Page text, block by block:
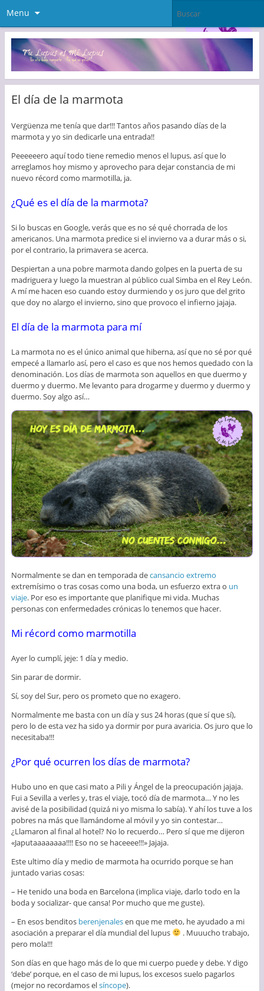
Menu
El día de la marmota
Vergüenza me tenía que dar!!! Tantos años pasando días de la
marmota y yo sin dedicarle una entrada!!
Peeeeeero aquí todo tiene remedio menos el lupus, así que lo
arreglamos hoy mismo y aprovecho para dejar constancia de mi
nuevo récord como marmotilla, ja.
¿Qué es el día de la marmota?
Si lo buscas en Google, verás que es no sé qué chorrada de los
americanos. Una marmota predice si el invierno va a durar más o si,
por el contrario, la primavera se acerca.
Despiertan a una pobre marmota dando golpes en la puerta de su
madriguera y luego la muestran al público cual Simba en el Rey León.
A mí me hacen eso cuando estoy durmiendo y os juro que del grito
que doy no alargo el invierno, sino que provoco el infierno jajaja.
El día de la marmota para mí
La marmota no es el único animal que hiberna, así que no sé por qué
empecé a llamarlo así, pero el caso es que nos hemos quedado con la
denominación. Los días de marmota son aquellos en que duermo y
duermo y duermo. Me levanto para drogarme y duermo y duermo y
duermo. Soy algo así…
Normalmente se dan en temporada decansancio extremo
extremísimo o tras cosas como una boda, un esfuerzo extra o un
viaje. Por eso es importante que planifique mi vida. Muchas
personas con enfermedades crónicas lo tenemos que hacer.
Mi récord como marmotilla
Ayer lo cumplí, jeje: 1 día y medio.
Sin parar de dormir.
Sí, soy del Sur, pero os prometo que no exagero.
Normalmente me basta con un día y sus 24 horas (que sí que sí),
pero lo de esta vez ha sido ya dormir por pura avaricia. Os juro que lo
necesitaba!!!
¿Por qué ocurren los días de marmota?
Hubo uno en que casi mato a Pili y Ángel de la preocupación jajaja.
Fui a Sevilla a verles y, tras el viaje, tocó día de marmota… Y no les
avisé de la posibilidad (quizá ni yo misma lo sabía). Y ahí los tuve a los
pobres na más que llamándome al móvil y yo sin contestar…
¿Llamaron al final al hotel? No lo recuerdo… Pero sí que me dijeron
«Japutaaaaaaaa!!!! Eso no se haceeee!!!» Jajaja.
Este ultimo día y medio de marmota ha ocurrido porque se han
juntado varias cosas:
– He tenido una boda en Barcelona (implica viaje, darlo todo en la
boda y socializar- que cansa! Por mucho que me guste).
– En esos benditos berenjenalesen que me meto, he ayudado a mi
asociación a preparar el día mundial del lupus
. Muuucho trabajo,
pero mola!!!
Son días en que hago más de lo que mi cuerpo puede y debe. Y digo
‘debe’ porque, en el caso de mi lupus, los excesos suelo pagarlos
(mejor no recordamos elsíncope).